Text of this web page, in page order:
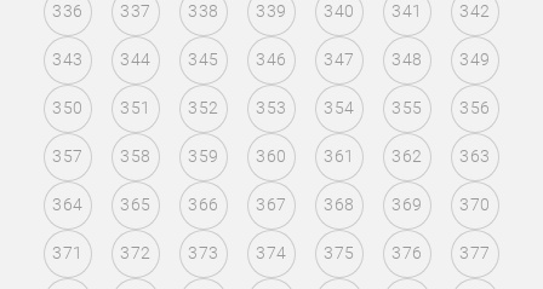
336 337 338 339 340 341 342
343 344 345 346 347 348 349
350 351 352 353 354 355 356
357 358 359 360 361 362 363
364 365 366 367 368 369 370
371 372 373 374 375 376 377